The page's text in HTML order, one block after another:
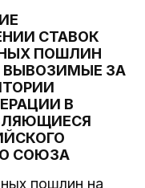
СТАВОК
ПОШЛИН
ВЫВОЗИМЫЕ ЗА
В
СОЮЗА
пошлин на